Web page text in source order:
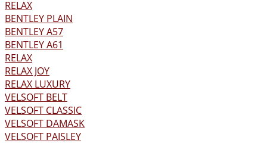
RELAX
BENTLEY PLAIN
BENTLEY А57
BENTLEY А61
RELAX
RELAX JOY
RELAX LUXURY
VELSOFT BELT
VELSOFT CLASSIC
VELSOFT DAMASK
VELSOFT PAISLEY